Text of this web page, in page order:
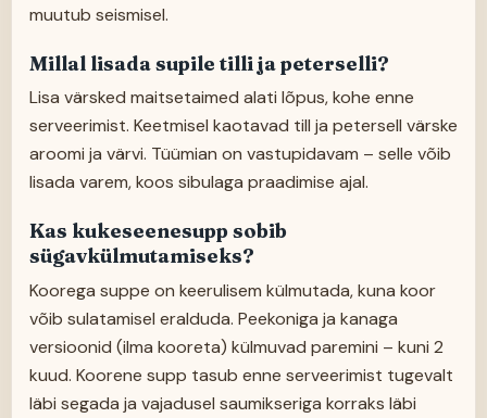
muutub seismisel.
Millal lisada supile tilli ja peterselli?
Lisa värsked maitsetaimed alati lõpus, kohe enne
serveerimist. Keetmisel kaotavad till ja petersell värske
aroomi ja värvi. Tüümian on vastupidavam – selle võib
lisada varem, koos sibulaga praadimise ajal.
Kas kukeseenesupp sobib
sügavkülmutamiseks?
Koorega suppe on keerulisem külmutada, kuna koor
võib sulatamisel eralduda. Peekoniga ja kanaga
versioonid (ilma kooreta) külmuvad paremini – kuni 2
kuud. Koorene supp tasub enne serveerimist tugevalt
läbi segada ja vajadusel saumikseriga korraks läbi